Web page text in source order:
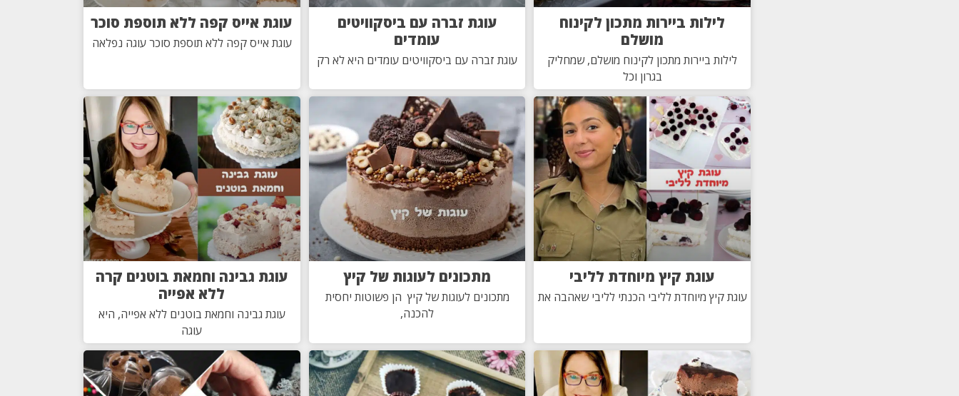
לילות ביירות מתכון לקינוח
מושלם
לילות ביירות מתכון לקינוח מושלם, שמחליק
בגרון וכל
עוגת זברה עם ביסקוויטים
עומדים
עוגת זברה עם ביסקוויטים עומדים היא לא רק
עוגת אייס קפה ללא תוספת סוכר
עוגת אייס קפה ללא תוספת סוכר עוגה נפלאה
עוגת קיץ מיוחדת לליבי
עוגת קיץ מיוחדת לליבי הכנתי לליבי שאהבה את
מתכונים לעוגות של קיץ
מתכונים לעוגות של קיץ הן פשוטות יחסית
להכנה,
עוגת גבינה וחמאת בוטנים קרה
ללא אפייה
עוגת גבינה וחמאת בוטנים ללא אפייה, היא
עוגה